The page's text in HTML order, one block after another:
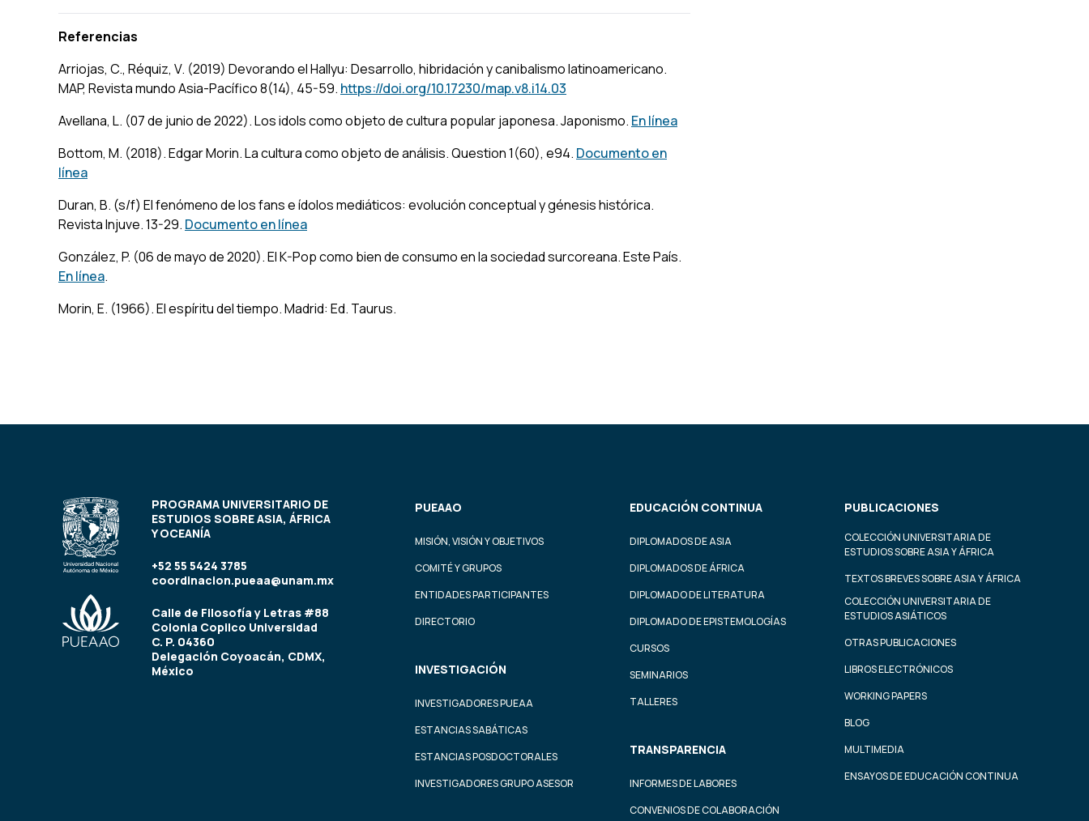
Referencias
Arriojas, C., Réquiz, V. (2019) Devorando el Hallyu: Desarrollo, hibridación y canibalismo latinoamericano.
MAP, Revista mundo Asia-Pacífico 8(14), 45-59. https://doi.org/10.17230/map.v8.i14.03
Avellana, L. (07 de junio de 2022). Los idols como objeto de cultura popular japonesa.Japonismo. En línea
Bottom, M. (2018). Edgar Morin. La cultura como objeto de análisis.Question 1(60), e94. Documento en
línea
Duran, B. (s/f) El fenómeno de los fans e ídolos mediáticos: evolución conceptual y génesis histórica.
Revista Injuve. 13-29. Documento en línea
González, P. (06 de mayo de 2020). El K-Pop como bien de consumo en la sociedad surcoreana.EstePaís.
En línea.
Morin, E. (1966). El espíritu del tiempo. Madrid: Ed. Taurus.
PROGRAMA UNIVERSITARIO DE
ESTUDIOS SOBRE ASIA, ÁFRICA
Y OCEANÍA
+52 55 5424 3785
coordinacion.pueaa@unam.mx
Calle de Filosofía y Letras #88
Colonia Copilco Universidad
C. P. 04360
Delegación Coyoacán, CDMX,
México
PUEAAO
MISIÓN, VISIÓN Y OBJETIVOS
COMITÉ Y GRUPOS
ENTIDADES PARTICIPANTES
DIRECTORIO
INVESTIGACIÓN
INVESTIGADORES PUEAA
ESTANCIAS SABÁTICAS
ESTANCIAS POSDOCTORALES
INVESTIGADORES GRUPO ASESOR
EDUCACIÓN CONTINUA
DIPLOMADOS DE ASIA
DIPLOMADOS DE ÁFRICA
DIPLOMADO DE LITERATURA
DIPLOMADO DE EPISTEMOLOGÍAS
CURSOS
SEMINARIOS
TALLERES
TRANSPARENCIA
INFORMES DE LABORES
CONVENIOS DE COLABORACIÓN
PUBLICACIONES
COLECCIÓN UNIVERSITARIA DE
ESTUDIOS SOBRE ASIA Y ÁFRICA
TEXTOS BREVES SOBRE ASIA Y ÁFRICA
COLECCIÓN UNIVERSITARIA DE
ESTUDIOS ASIÁTICOS
OTRAS PUBLICACIONES
LIBROS ELECTRÓNICOS
WORKING PAPERS
BLOG
MULTIMEDIA
ENSAYOS DE EDUCACIÓN CONTINUA